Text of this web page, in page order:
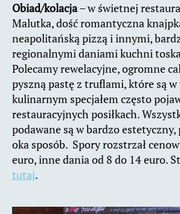
Obiad/kolacja– w świetnej
Malutka, dość romantyczna
neapolitańską pizzą i innymi,
regionalnymi daniami kuchni
Polecamy rewelacyjne, ogromne
pyszną pastę z truflami, które są
kulinarnym specjałem często
restauracyjnych posiłkach.
podawane są w bardzo
oka sposób. Spory rozstrzał
euro, inne dania od 8 do 14 euro.
tutaj.